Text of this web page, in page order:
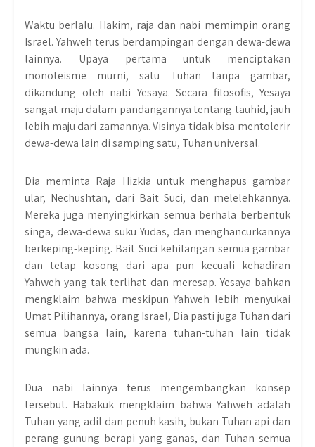
Waktu berlalu. Hakim, raja dan nabi memimpin orang
Israel. Yahweh terus berdampingan dengan dewa-dewa
lainnya. Upaya pertama untuk menciptakan
monoteisme murni, satu Tuhan tanpa gambar,
dikandung oleh nabi Yesaya. Secara filosofis, Yesaya
sangat maju dalam pandangannya tentang tauhid, jauh
lebih maju dari zamannya. Visinya tidak bisa mentolerir
dewa-dewa lain di samping satu, Tuhan universal.
Dia meminta Raja Hizkia untuk menghapus gambar
ular, Nechushtan, dari Bait Suci, dan melelehkannya.
Mereka juga menyingkirkan semua berhala berbentuk
singa, dewa-dewa suku Yudas, dan menghancurkannya
berkeping-keping. Bait Suci kehilangan semua gambar
dan tetap kosong dari apa pun kecuali kehadiran
Yahweh yang tak terlihat dan meresap. Yesaya bahkan
mengklaim bahwa meskipun Yahweh lebih menyukai
Umat Pilihannya, orang Israel, Dia pasti juga Tuhan dari
semua bangsa lain, karena tuhan-tuhan lain tidak
mungkin ada.
Dua nabi lainnya terus mengembangkan konsep
tersebut. Habakuk mengklaim bahwa Yahweh adalah
Tuhan yang adil dan penuh kasih, bukan Tuhan api dan
perang gunung berapi yang ganas, dan Tuhan semua